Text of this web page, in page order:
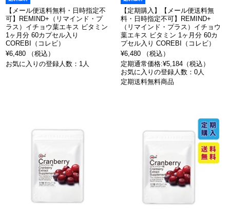
【メール便送料無料・日時指定不
可】REMIND+（リマインド・プ
ラス）イチョウ葉エキス ビタミン
1ヶ月分 60カプセル入り
COREBI（コレビ）
¥6,480 （税込）
お気に入りの登録人数：1人
【定期購入】【メール便送料無
料・日時指定不可】REMIND+
（リマインド・プラス）イチョウ
葉エキス ビタミン 1ヶ月分 60カ
プセル入り COREBI（コレビ）
¥6,480 （税込）
定期通常価格:¥5,184（税込）
お気に入りの登録人数：0人
定期送料無料商品